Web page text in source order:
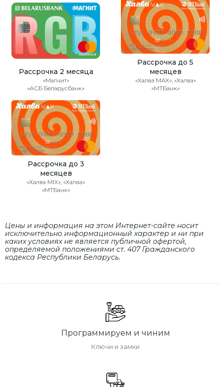
Рассрочка 2 месяца
«Магнит»
«АСБ Беларусбанк»
Рассрочка до 5
месяцев
«Халва MAX», «Халва»
«МТБанк»
Рассрочка до 3
месяцев
«Халва MIX», «Халва»
«МТБанк»
Цены и информация на этом Интернет-сайте носит
исключительно информационный характер и ни при
каких условиях не является публичной офертой,
определяемой положениями cт. 407 Гражданского
кодекса Республики Беларусь.
Программируем и чиним
Ключи и замки